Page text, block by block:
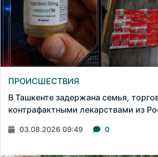
ПРОИСШЕСТВИЯ
В Ташкенте задержана семья,
контрафактными лекарствами из
03.08.2026 09:49 0